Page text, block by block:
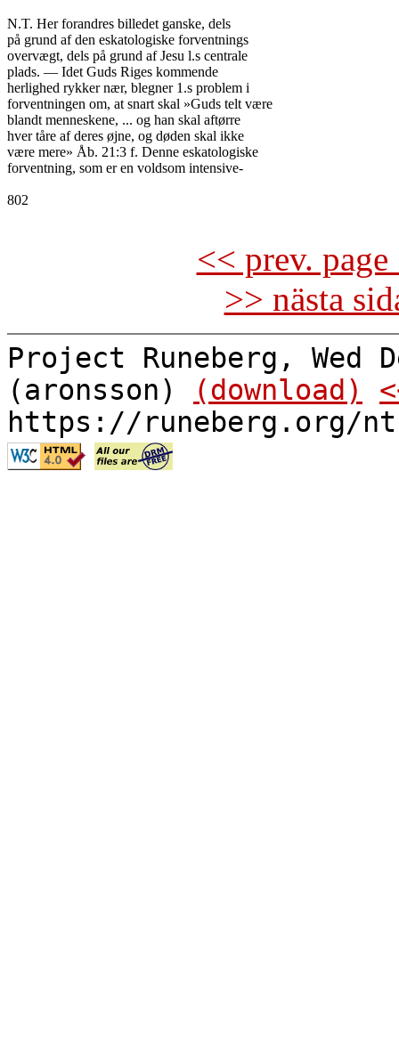
N.T. Her forandres billedet ganske, dels
på grund af den eskatologiske forventnings
overvægt, dels på grund af Jesu l.s centrale
plads. — Idet Guds Riges kommende
herlighed rykker nær, blegner 1.s problem i
forventningen om, at snart skal »Guds telt være
blandt menneskene, ... og han skal aftørre
hver tåre af deres øjne, og døden skal ikke
være mere» Åb. 21:3 f. Denne eskatologiske
forventning, som er en voldsom intensive-
802
<< prev.
>> nästa
Project Runeberg, Wed
(aronsson)
(download)
https://runeberg.org/